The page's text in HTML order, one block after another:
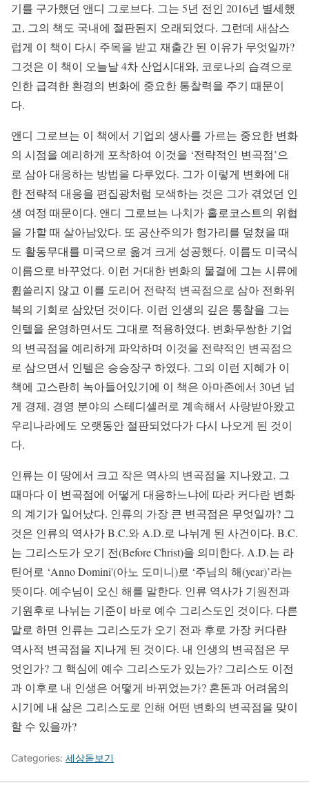
기를 구가했던 앤디 그로브다. 그는 5년 전인 2016년 별세했
고, 그의 책도 국내에 절판된지 오래되었다. 그런데 새삼스
럽게 이 책이 다시 주목을 받고 재출간 된 이유가 무엇일까?
그것은 이 책이 오늘날 4차 산업시대와, 코로나의 습격으로
인한 급격한 환경의 변화에 중요한 통찰력을 주기 때문이
다.
앤디 그로브는 이 책에서 기업의 생사를 가르는 중요한 변화
의 시점을 예리하게 포착하여 이것을 ‘전략적인 변곡점’으
로 삼아 대응하는 방법을 다루었다. 그가 이렇게 변화에 대
한 전략적 대응을 편집광처럼 모색하는 것은 그가 겪었던 인
생 여정 때문이다. 앤디 그로브는 나치가 홀로코스트의 위협
을 가할 때 살아남았다. 또 공산주의가 헝가리를 덮쳤을 때
도 활동무대를 미국으로 옮겨 크게 성공했다. 이름도 미국식
이름으로 바꾸었다. 이런 거대한 변화의 물결에 그는 시류에
휩쓸리지 않고 이를 도리어 전략적 변곡점으로 삼아 전화위
복의 기회로 삼았던 것이다. 이런 인생의 깊은 통찰을 그는
인텔을 운영하면서도 그대로 적용하였다. 변화무쌍한 기업
의 변곡점을 예리하게 파악하며 이것을 전략적인 변곡점으
로 삼으면서 인텔은 승승장구 하였다. 그의 이런 지혜가 이
책에 고스란히 녹아들어있기에 이 책은 아마존에서 30년 넘
게 경제, 경영 분야의 스테디셀러로 계속해서 사랑받아왔고
우리나라에도 오랫동안 절판되었다가 다시 나오게 된 것이
다.
인류는 이 땅에서 크고 작은 역사의 변곡점을 지나왔고, 그
때마다 이 변곡점에 어떻게 대응하느냐에 따라 커다란 변화
의 계기가 일어났다. 인류의 가장 큰 변곡점은 무엇일까? 그
것은 인류의 역사가 B.C.와 A.D.로 나뉘게 된 사건이다. B.C.
는 그리스도가 오기 전(Before Christ)을 의미한다. A.D.는 라
틴어로 ‘Anno Domini'(아노 도미니)로 ‘주님의 해(year)’라는
뜻이다. 예수님이 오신 해를 말한다. 인류 역사가 기원전과
기원후로 나뉘는 기준이 바로 예수 그리스도인 것이다. 다른
말로 하면 인류는 그리스도가 오기 전과 후로 가장 커다란
역사적 변곡점을 지나게 된 것이다. 내 인생의 변곡점은 무
엇인가? 그 핵심에 예수 그리스도가 있는가? 그리스도 이전
과 이후로 내 인생은 어떻게 바뀌었는가? 혼돈과 어려움의
시기에 내 삶은 그리스도로 인해 어떤 변화의 변곡점을 맞이
할 수 있을까?
Categories: 세상돋보기